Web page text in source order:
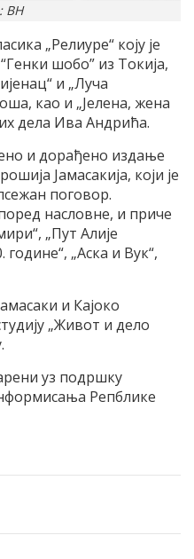
ВН
„Релиуре“ коју је
шобо” из Токија,
и „Луча
као и „Јелена, жена
дела Ива Андрића.
и дорађено издање
Јамасакија, који је
поговор.
насловне, и приче
„Пут Алије
„Аска и Вук“,
и Кајоко
„Живот и дело
уз подршку
Репблике